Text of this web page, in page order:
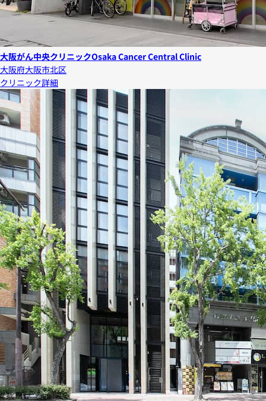
大阪がん中央クリニックOsaka Cancer Central Clinic
大阪府大阪市北区
クリニック詳細